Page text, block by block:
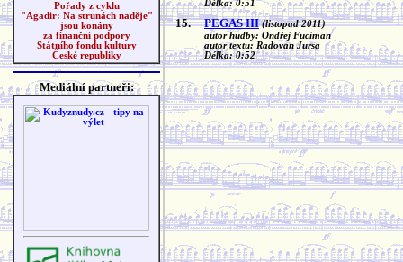
Pořady z cyklu
"Agadir: Na strunách naděje"
jsou konány
za finanční podpory
Státního fondu kultury
České republiky
Mediální partneři:
Délka: 0:51
15. PEGAS III (listopad 2011)
autor hudby: Ondřej Fuciman
autor textu: Radovan Jursa
Délka: 0:52